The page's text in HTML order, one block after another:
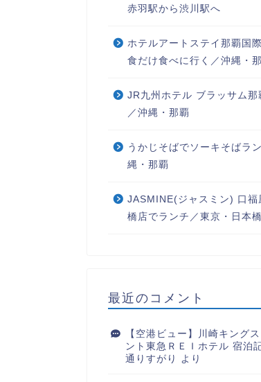
赤羽駅から渋川駅へ
ホテルアートステイ那覇国
食だけ食べに行く／沖縄・
JR九州ホテル ブラッサム那
／沖縄・那覇
うかじそばでソーキそばラ
縄・那覇
JASMINE(ジャスミン) 口福
橋店でランチ／東京・日本橋
最近のコメント
【空港ビュー】川崎キング
ント東急ＲＥＩホテル 宿泊
通りすがり
より